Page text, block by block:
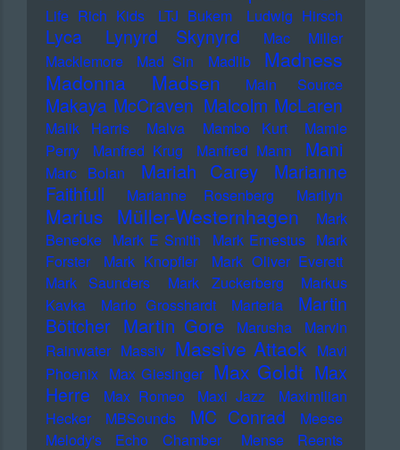
Life Rich Kids
LTJ Bukem Ludwig Hirsch
Lyca Lynyrd Skynyrd
Mac Miller
Macklemore
Mad Sin Madlib
Madness
Madonna
Madsen Main Source
Makaya McCraven Malcolm McLaren
Malik Harris Malva Mambo Kurt
Mamie
Perry
Manfred Krug Manfred Mann Mani
Marc Bolan Mariah Carey
Marianne
Faithfull
Marianne Rosenberg Marilyn
Marius Müller-Westernhagen
Mark
Benecke Mark E Smith Mark Ernestus Mark
Forster
Mark Knopfler
Mark Oliver Everett
Mark Saunders
Mark Zuckerberg
Markus
Kavka
Marlo Grosshardt Marteria
Martin
Böttcher Martin Gore Marusha
Marvin
Rainwater Massiv Massive Attack Mavi
Phoenix Max Giesinger Max Goldt Max
Herre
Max Romeo Maxi Jazz
Maximilian
Hecker
MBSounds MC Conrad
Meese
Melody's Echo Chamber
Mense Reents